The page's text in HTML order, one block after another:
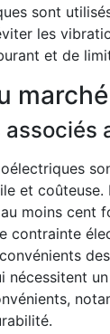
sont
les
et de
marché
et coûteuse.
moins cent
contrainte
nécessitent